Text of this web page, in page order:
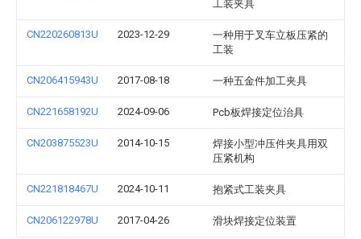
工装夹具
CN220260813U 2023-12-29
一种用于叉车立板压紧的
工装
CN206415943U 2017-08-18 一种五金件加工夹具
CN221658192U 2024-09-06 Pcb板焊接定位治具
CN203875523U 2014-10-15
焊接小型冲压件夹具用双
压紧机构
CN221818467U 2024-10-11 抱紧式工装夹具
CN206122978U 2017-04-26 滑块焊接定位装置